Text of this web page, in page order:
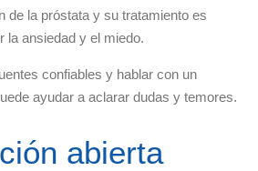
de la próstata y su tratamiento es
la ansiedad y el miedo.
confiables y hablar con un
ayudar a aclarar dudas y temores.
abierta